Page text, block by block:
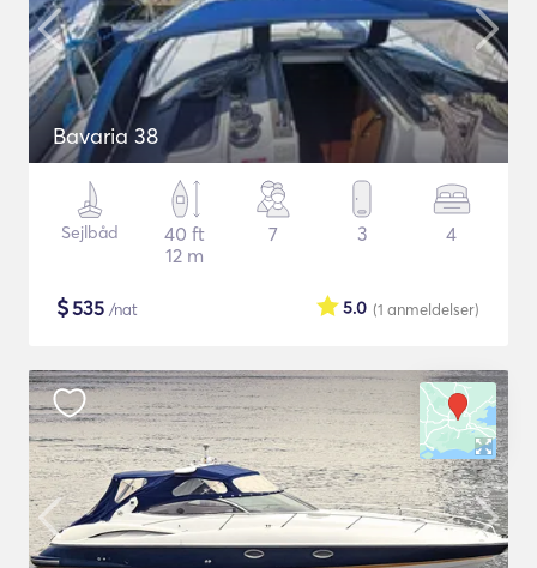
Bavaria 38
Sejlbåd
40 ft
12 m
7 3 4
$535 /nat (1 anmeldelser)
5.0